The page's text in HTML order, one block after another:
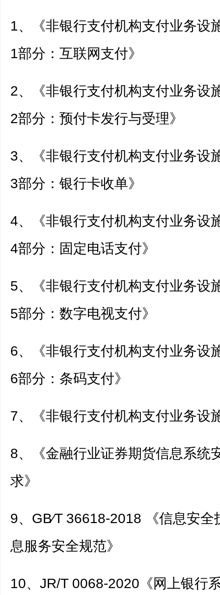
1、《非银行支付机构支付业务设
1部分：互联网支付》
2、《非银行支付机构支付业务设
2部分：预付卡发行与受理》
3、《非银行支付机构支付业务设
3部分：银行卡收单》
4、《非银行支付机构支付业务设
4部分：固定电话支付》
5、《非银行支付机构支付业务设
5部分：数字电视支付》
6、《非银行支付机构支付业务设
6部分：条码支付》
7、《非银行支付机构支付业务设
8、《金融行业证券期货信息系统
求》
9、GB∕T 36618-2018 《信息安
息服务安全规范》
10、JR/T 0068-2020《网上银行